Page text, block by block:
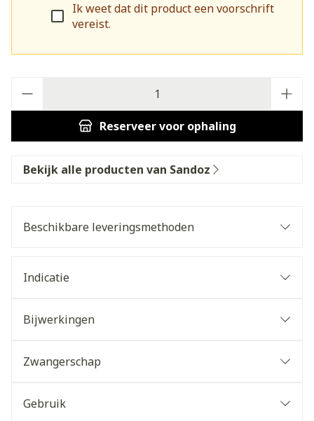
Ik weet dat dit product een voorschrift
vereist.
Reserveervoor ophaling
Bekijk alle producten van Sandoz
Beschikbare leveringsmethoden
Indicatie
Bijwerkingen
Zwangerschap
Gebruik